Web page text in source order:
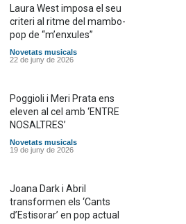
Laura West imposa el seu
criteri al ritme del mambo-
pop de “m’enxules”
Novetats musicals
22 de juny de 2026
Poggioli i Meri Prata ens
eleven al cel amb ‘ENTRE
NOSALTRES’
Novetats musicals
19 de juny de 2026
Joana Dark i Abril
transformen els ‘Cants
d’Estisorar’ en pop actual